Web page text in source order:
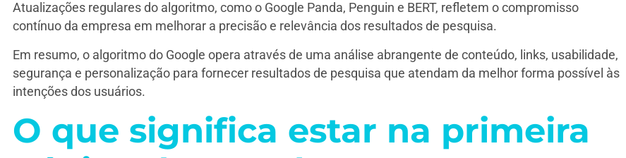
Atualizações regulares do algoritmo, como o Google Panda, Penguin e BERT, refletem o compromisso
contínuo da empresa em melhorar a precisão e relevância dos resultados de pesquisa.
Em resumo, o algoritmo do Google opera através de uma análise abrangente de conteúdo, links, usabilidade,
segurança e personalização para fornecer resultados de pesquisa que atendam da melhor forma possível às
intenções dos usuários.
O que significa estar na primeira